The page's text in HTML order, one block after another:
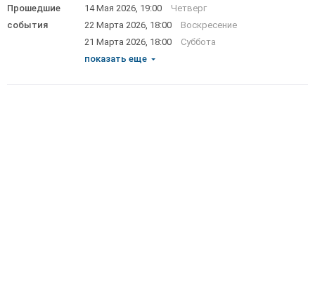
Прошедшие
события
14 Мая 2026, 19:00
Четверг
22 Марта 2026, 18:00
Воскресение
21 Марта 2026, 18:00
Суббота
показать еще